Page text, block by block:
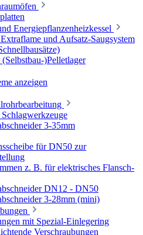
Energiepflanzenheizkessel
und Aufsatz-Saugsystem
)Pelletlager
anzeigen
3-35mm
für DN50 zur
z. B. für elektrisches Flansch-
DN12 - DN50
3-28mm (mini)
mit Spezial-Einlegering
Verschraubungen